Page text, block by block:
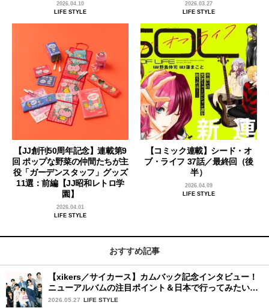
2026.04.10
LIFE STYLE
2026.03.27
LIFE STYLE
【JJ創刊50周年記念】連載第9
回 ポップな野菜の仲間たちが主
役「ガーデンスタッフ」グッズ
11選：前編【JJ昭和レトロ学
園】
2026.04.01
LIFE STYLE
【コミック連載】シード・オ
ブ・ライフ 37話／最終回（後
半）
2026.04.09
LIFE STYLE
おすすめ記事
【xikers／サイカース】カムバック記念インタビュー！
ニューアルバムの注目ポイント＆日本で行ってみたい場
所は？
2026.05.27 LIFE STYLE